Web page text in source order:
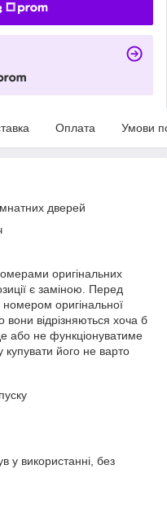
Оплата Умови
дверей
оригінальних
є заміною. Перед
номером оригінальної
відрізняються хоча б
або не функціонуватиме
його не варто
у використанні, без